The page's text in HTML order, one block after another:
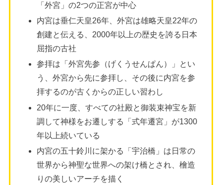
「外宮」の2つの正宮が中心
内宮は垂仁天皇26年、外宮は雄略天皇22年の
創建と伝える、2000年以上の歴史を誇る日本
屈指の古社
参拝は「外宮先参（げくうせんぱん）」とい
う、外宮から先に参拝し、その後に内宮を参
拝するのが古くからの正しい習わし
20年に一度、すべての社殿と御装束神宝を新
調して神様をお遷しする「式年遷宮」が1300
年以上続いている
内宮の五十鈴川に架かる「宇治橋」は日常の
世界から神聖な世界への架け橋とされ、檜造
りの美しいアーチを描く